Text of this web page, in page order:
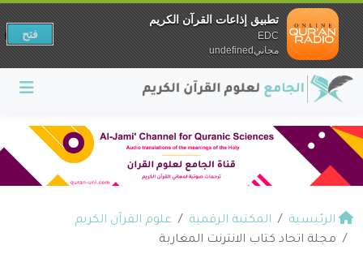
الرئيسية المكتبة الرقمية
علوم القرآن الكريم
مجلة اتحاد كتاب الانترنت المغاربة
تطبيق إذاعات القرآن الكريم
EDC
مجانيundefined
فتح